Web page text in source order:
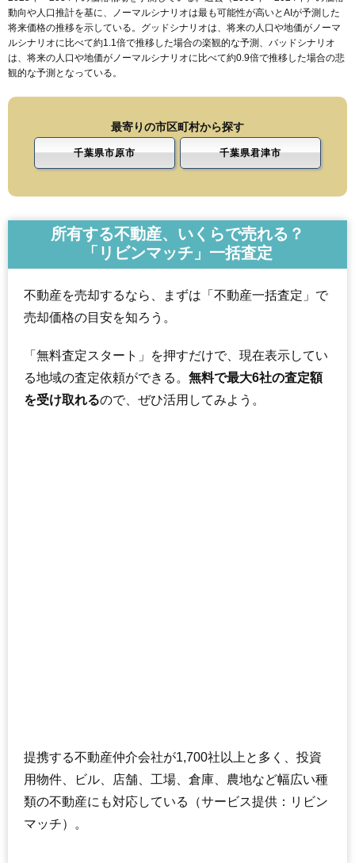
動向や人口推計を基に、ノーマルシナリオは最も可能性が高いとAIが予測した
将来価格の推移を示している。グッドシナリオは、将来の人口や地価がノーマ
ルシナリオに比べて約1.1倍で推移した場合の楽観的な予測、バッドシナリオ
は、将来の人口や地価がノーマルシナリオに比べて約0.9倍で推移した場合の悲
観的な予測となっている。
最寄りの市区町村から探す
千葉県市原市 千葉県君津市
所有する不動産、いくらで売れる？
「リビンマッチ」一括査定
不動産を売却するなら、まずは「不動産一括査定」で
売却価格の目安を知ろう。
「無料査定スタート」を押すだけで、現在表示してい
る地域の査定依頼ができる。 無料で最大6社の査定額
を受け取れるので、ぜひ活用してみよう。
提携する不動産仲介会社が1,700社以上と多く、投資
用物件、ビル、店舗、工場、倉庫、農地など幅広い種
類の不動産にも対応している（サービス提供：リビン
マッチ）。